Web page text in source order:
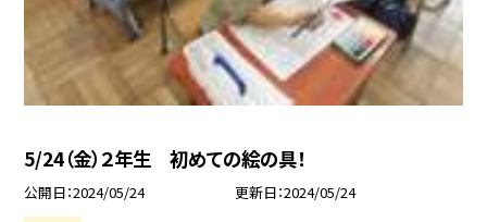
5/24（金）２年生 初めての絵の具！
公開日 2024/05/24 更新日 2024/05/24